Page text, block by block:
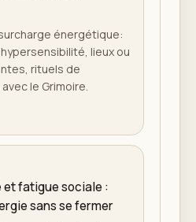
énergétique:
lieux ou
rituels de
le Grimoire.
fatigue sociale :
sans se fermer